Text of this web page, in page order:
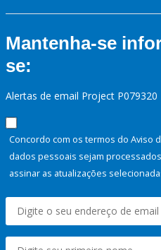
Mantenha-se
se:
Alertas de email Project P079320
Concordo com os termos do Aviso
dados pessoais sejam
assinar as atualizações